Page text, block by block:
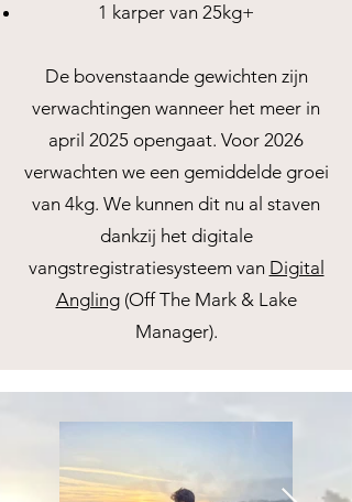
1 karper van 25kg+
De bovenstaande gewichten zijn
verwachtingen wanneer het meer in
april 2025 opengaat. Voor 2026
verwachten we een gemiddelde groei
van 4kg. We kunnen dit nu al staven
dankzij het digitale
vangstregistratiesysteem van Digital
Angling(Off The Mark & Lake
Manager).